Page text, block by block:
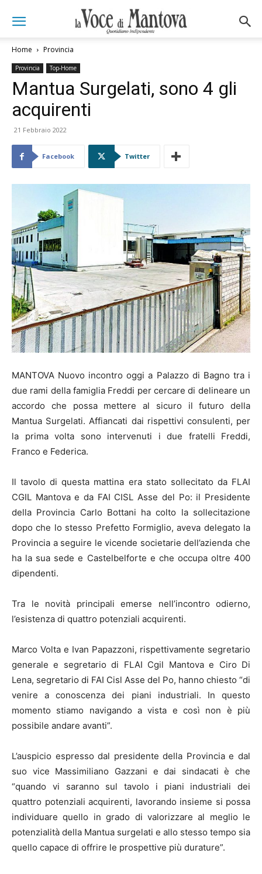
Home Provincia
Provincia Top-Home
Mantua Surgelati, sono 4 gli
acquirenti
21 Febbraio 2022
Facebook Twitter
MANTOVA Nuovo incontro oggi a Palazzo di Bagno tra i
due rami della famiglia Freddi per cercare di delineare un
accordo che possa mettere al sicuro il futuro della
Mantua Surgelati. Affiancati dai rispettivi consulenti, per
la prima volta sono intervenuti i due fratelli Freddi,
Franco e Federica.
Il tavolo di questa mattina era stato sollecitato da FLAI
CGIL Mantova e da FAI CISL Asse del Po: il Presidente
della Provincia Carlo Bottani ha colto la sollecitazione
dopo che lo stesso Prefetto Formiglio, aveva delegato la
Provincia a seguire le vicende societarie dell’azienda che
ha la sua sede e Castelbelforte e che occupa oltre 400
dipendenti.
Tra le novità principali emerse nell’incontro odierno,
l’esistenza di quattro potenziali acquirenti.
Marco Volta e Ivan Papazzoni, rispettivamente segretario
generale e segretario di FLAI Cgil Mantova e Ciro Di
Lena, segretario di FAI Cisl Asse del Po, hanno chiesto “di
venire a conoscenza dei piani industriali. In questo
momento stiamo navigando a vista e così non è più
possibile andare avanti”.
L’auspicio espresso dal presidente della Provincia e dal
suo vice Massimiliano Gazzani e dai sindacati è che
“quando vi saranno sul tavolo i piani industriali dei
quattro potenziali acquirenti, lavorando insieme si possa
individuare quello in grado di valorizzare al meglio le
potenzialità della Mantua surgelati e allo stesso tempo sia
quello capace di offrire le prospettive più durature”.